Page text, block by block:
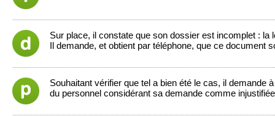
Sur place, il constate que son dossier est incomplet :
Il demande, et obtient par téléphone, que ce document
Souhaitant vérifier que tel a bien été le cas, il
du personnel considérant sa demande comme